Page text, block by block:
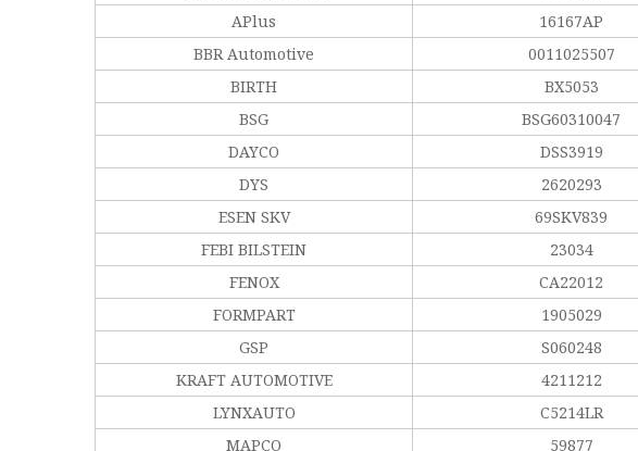
APlus
16167AP
BBR Automotive
0011025507
BIRTH
BX5053
BSG
BSG60310047
DAYCO
DSS3919
DYS
2620293
ESEN SKV
69SKV839
FEBI BILSTEIN
23034
FENOX
CA22012
FORMPART
1905029
GSP
S060248
KRAFT AUTOMOTIVE
4211212
LYNXAUTO
C5214LR
MAPCO
59877